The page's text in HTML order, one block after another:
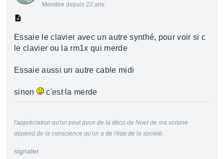
Membre depuis 22 ans
Essaie le clavier avec un autre synthé, pour voir si c
le clavier ou la rm1x qui merde
Essaie aussi un autre cable midi
sinon c'est la merde
l'appréciation qu'on peut avoir de la déco de Noel de ma voisine
dépend de la conscience qu'on a de l'état de la société.
signaler